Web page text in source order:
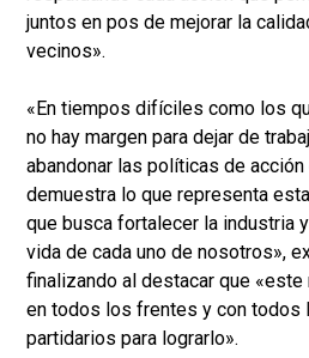
juntos en pos de mejorar la
vecinos».
«En tiempos difíciles como los
no hay margen para dejar de
abandonar las políticas de
demuestra lo que representa
que busca fortalecer la industria
vida de cada uno de nosotros»,
finalizando al destacar que «este
en todos los frentes y con
partidarios para lograrlo».